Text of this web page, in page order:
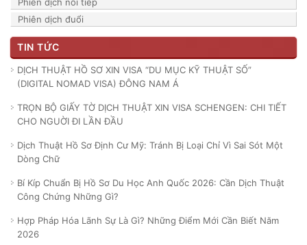
Phiên dịch đuổi
TIN TỨC
DỊCH THUẬT HỒ SƠ XIN VISA “DU MỤC KỸ THUẬT SỐ”
(DIGITAL NOMAD VISA) ĐÔNG NAM Á
TRỌN BỘ GIẤY TỜ DỊCH THUẬT XIN VISA SCHENGEN: CHI TIẾT
CHO NGUỜI ĐI LẦN ĐẦU
Dịch Thuật Hồ Sơ Định Cư Mỹ: Tránh Bị Loại Chỉ Vì Sai Sót Một
Dòng Chữ
Bí Kíp Chuẩn Bị Hồ Sơ Du Học Anh Quốc 2026: Cần Dịch Thuật
Công Chứng Những Gì?
Hợp Pháp Hóa Lãnh Sự Là Gì? Những Điểm Mới Cần Biết Năm
2026